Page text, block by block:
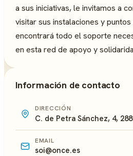
a sus iniciativas, le invitamos a
visitar sus instalaciones y
encontrará todo el soporte
en esta red de apoyo y
Información de contacto
DIRECCIÓN
C. de Petra Sánchez, 4,
EMAIL
soi@once.es